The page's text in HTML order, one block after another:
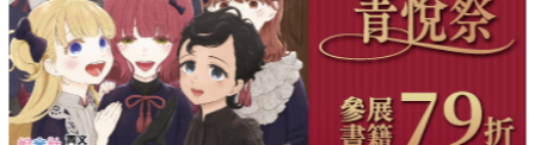
以時事、故事、比喻、範例、引言……等會讓聽眾不知不覺被你
吸引、說服的形式，將核心訊息加以包裝，豐富演說架構，讓聽
眾更容易進入主題。祕密中的祕密：你認為TED Talks百大講者
在標準的18分鐘演講裡會舉個例子？答案是，18個，一分鐘一